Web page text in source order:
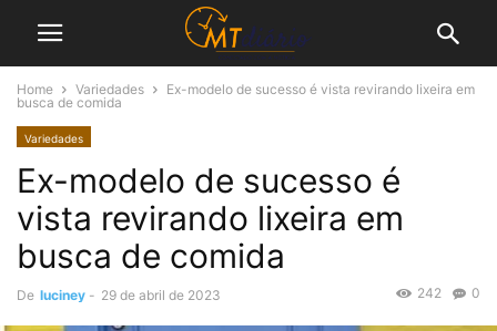
Home Variedades
Ex-modelo de sucesso é vista revirando lixeira em
busca de comida
Variedades
Ex-modelo de sucesso é
vista revirando lixeira em
busca de comida
De luciney - 29 de abril de 2023 0
242